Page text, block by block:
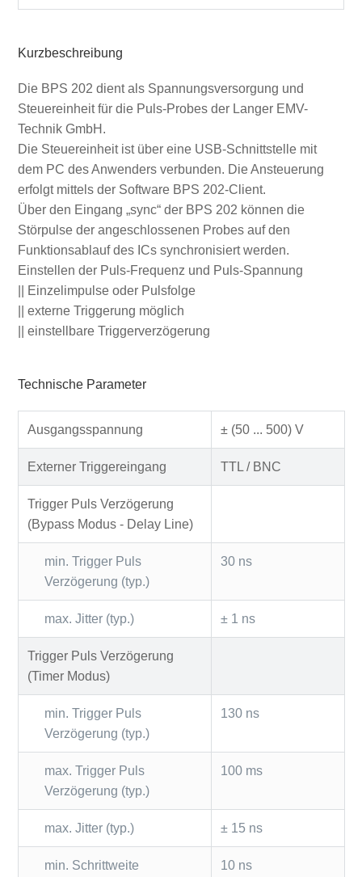
Kurzbeschreibung
Die BPS 202 dient als Spannungsversorgung und
Steuereinheit für die Puls-Probes der Langer EMV-
Technik GmbH.
Die Steuereinheit ist über eine USB-Schnittstelle mit
dem PC des Anwenders verbunden. Die Ansteuerung
erfolgt mittels der Software BPS 202-Client.
Über den Eingang „sync“ der BPS 202 können die
Störpulse der angeschlossenen Probes auf den
Funktionsablauf des ICs synchronisiert werden.
Einstellen der Puls-Frequenz und Puls-Spannung
|| Einzelimpulse oder Pulsfolge
|| externe Triggerung möglich
|| einstellbare Triggerverzögerung
Technische Parameter
Ausgangsspannung ± (50 ... 500) V
Externer Triggereingang TTL / BNC
Trigger Puls Verzögerung
(Bypass Modus - Delay Line)
min. Trigger Puls
Verzögerung (typ.)
30 ns
max. Jitter (typ.) ± 1 ns
Trigger Puls Verzögerung
(Timer Modus)
min. Trigger Puls
Verzögerung (typ.)
130 ns
max. Trigger Puls
Verzögerung (typ.)
100 ms
max. Jitter (typ.) ± 15 ns
min. Schrittweite
10 ns